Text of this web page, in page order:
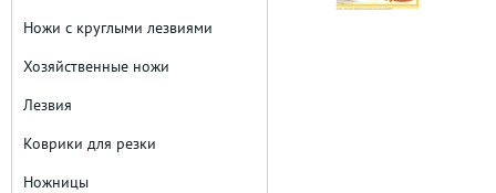
Ножи с круглыми лезвиями
Хозяйственные ножи
Лезвия
Коврики для резки
Ножницы